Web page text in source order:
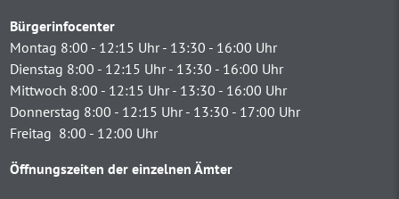
Bürgerinfocenter
Montag 8:00 - 12:15 Uhr - 13:30 - 16:00 Uhr
Dienstag 8:00 - 12:15 Uhr - 13:30 - 16:00 Uhr
Mittwoch 8:00 - 12:15 Uhr - 13:30 - 16:00 Uhr
Donnerstag 8:00 - 12:15 Uhr - 13:30 - 17:00 Uhr
Freitag 8:00 - 12:00 Uhr
Öffnungszeiten der einzelnen Ämter